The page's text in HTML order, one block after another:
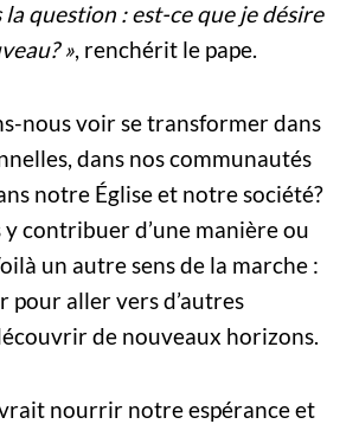
la question : est-ce que je désire
» , renchérit le pape.
nous voir se transformer dans
dans nos communautés
notre Église et notre société?
contribuer d’une manière ou
un autre sens de la marche :
pour aller vers d’autres
de nouveaux horizons.
nourrir notre espérance et